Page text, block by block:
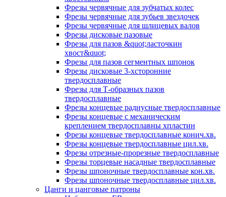
Фрезы червячные для зубчатых колес
Фрезы червячные для зубьев звездочек
Фрезы червячные для шлицевых валов
Фрезы дисковые пазовые
Фрезы для пазов &quot;ласточкин
хвост&quot;
Фрезы для пазов сегментных шпонок
Фрезы дисковые 3-хсторонние
твердосплавные
Фрезы для Т-образных пазов
твердосплавные
Фрезы концевые радиусные твердосплавные
Фрезы концевые с механическим
креплением твердосплавны хпластин
Фрезы концевые твердосплавные конич.хв.
Фрезы концевые твердосплавные цил.хв.
Фрезы отрезные-прорезные твердосплавные
Фрезы торцевые насадные твердосплавные
Фрезы шпоночные твердосплавные кон.хв.
Фрезы шпоночные твердосплавные цил.хв.
Цанги и цанговые патроны